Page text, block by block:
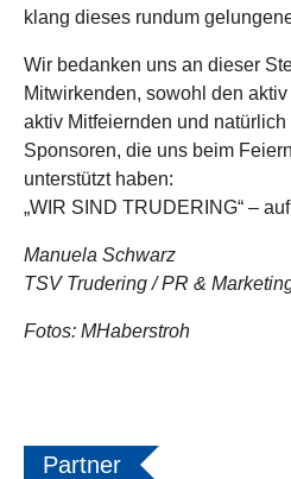
klang dieses rundum
Wir bedanken uns an dieser
Mitwirkenden, sowohl den
aktiv Mitfeiernden und
Sponsoren, die uns beim
unterstützt haben:
„WIR SIND TRUDERING“ –
Manuela Schwarz
TSV Trudering / PR &
Fotos: MHaberstroh
Partner